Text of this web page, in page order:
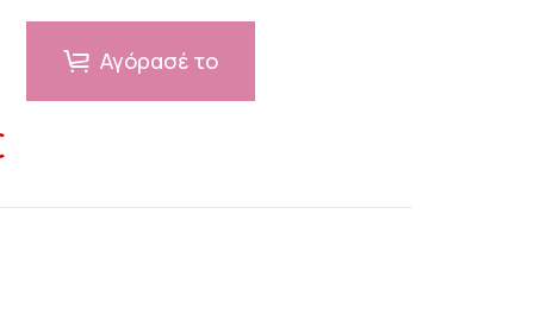
Αγόρασέ το